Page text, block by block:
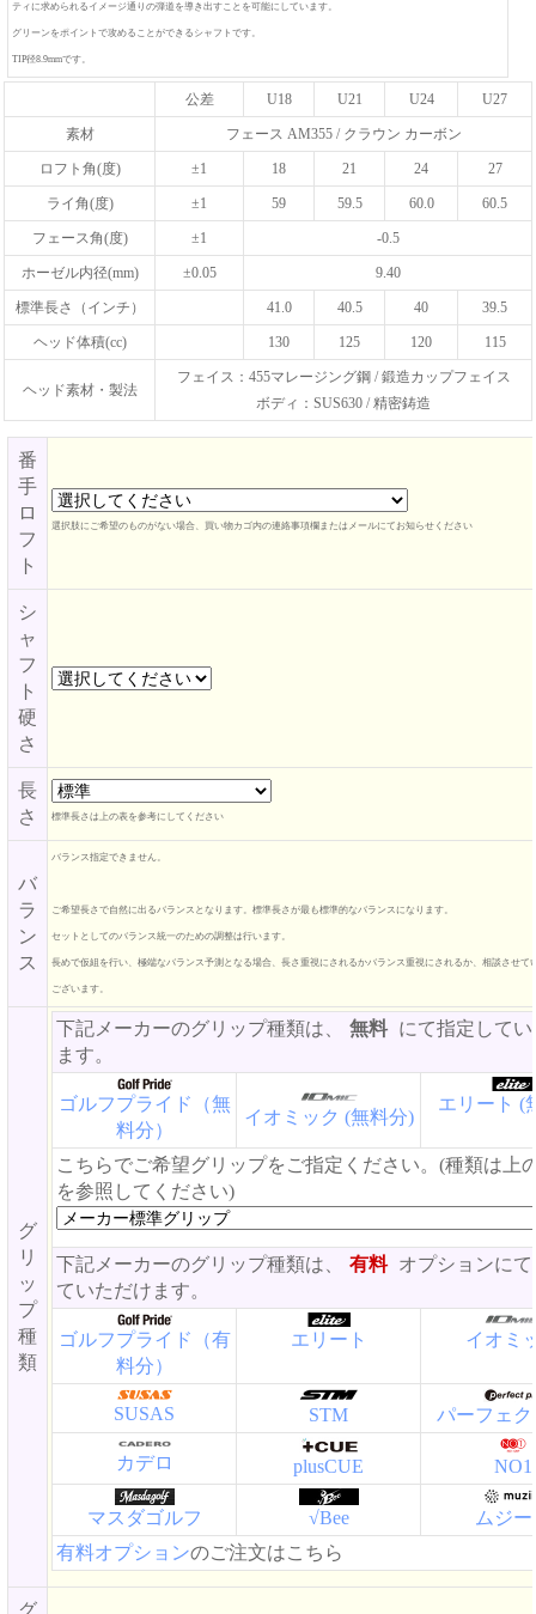
ティに求められるイメージ通りの弾道を導き出すことを可能にしています。
グリーンをポイントで攻めることができるシャフトです。
TIP径8.9mmです。
公差 U18 U21 U24 U27
素材 フェース AM355 / クラウン カーボン
ロフト角(度) ±1 18 21 24 27
ライ角(度) ±1 59 59.5 60.0 60.5
フェース角(度) ±1 -0.5
ホーゼル内径(mm) ±0.05 9.40
標準長さ（インチ） 41.0 40.5 40 39.5
ヘッド体積(cc) 130 125 120 115
ヘッド素材・製法
フェイス：455マレージング鋼 / 鍛造カップフェイス
ボディ：SUS630 / 精密鋳造
番
手
ロ
フ
ト
選択肢にご希望のものがない場合、買い物カゴ内の連絡事項欄またはメールにてお知らせください
シ
ャ
フ
ト
硬
さ
長
さ
標準長さは上の表を参考にしてください
バ
ラ
ン
ス
バランス指定できません。
ご希望長さで自然に出るバランスとなります。標準長さが最も標準的なバランスになります。
セットとしてのバランス統一のための調整は行います。
長めで仮組を行い、極端なバランス予測となる場合、長さ重視にされるかバランス重視にされるか、相談させて
ございます。
グ
リ
ッ
プ
種
類
下記メーカーのグリップ種類は、 無料 にて指定して
ます。
ゴルフプライド（無
料分）
イオミック (無料分)
エリート (
こちらでご希望グリップをご指定ください。(種類は上
を参照してください)
下記メーカーのグリップ種類は、 有料 オプションに
ていただけます。
ゴルフプライド（有
料分）
エリート イオミ
SUSAS STM パーフェ
カデロ plusCUE NO1
マスダゴルフ √Bee
ムジ
有料オプションのご注文はこちら